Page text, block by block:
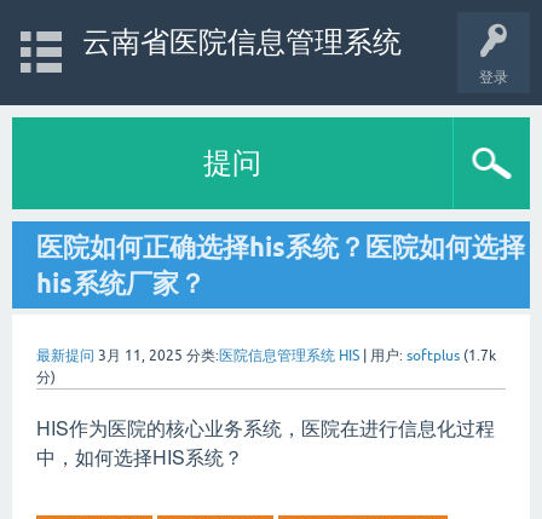
登录
云南省医院信息管理系统
提问
医院如何正确选择his系统？医院如何选择
his系统厂家？
最新提问 3月 11, 2025 分类:医院信息管理系统 HIS 用户: softplus (1.7k
分)
HIS作为医院的核心业务系统，医院在进行信息化过程
中， 如何选择HIS系统？